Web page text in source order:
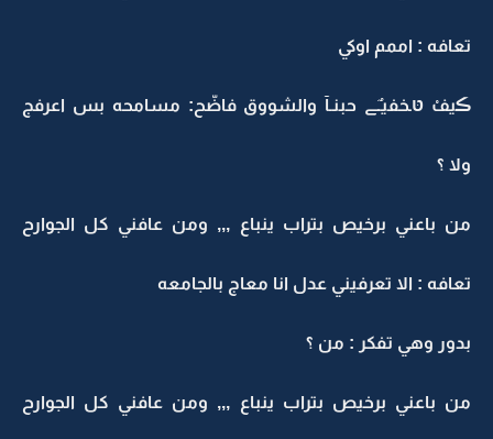
تعافه : اممم اوكي
ڪيفْ טּـخفيـٌﮯ حبنـآ والشووق فاضّح: مسامحه بس اعرفج
ولا ؟
من باعني برخيص بتراب ينباع ,,, ومن عافني كل الجوارح
تعافه : الا تعرفيني عدل انا معاج بالجامعه
بدور وهي تفكر : من ؟
من باعني برخيص بتراب ينباع ,,, ومن عافني كل الجوارح